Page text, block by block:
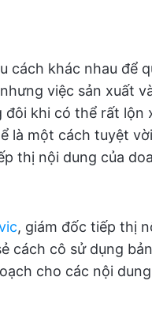
cách khác nhau để
việc sản xuất
đôi khi có thể rất lộn
là một cách tuyệt
thị nội dung của
, giám đốc tiếp thị
cách cô sử dụng
cho các nội